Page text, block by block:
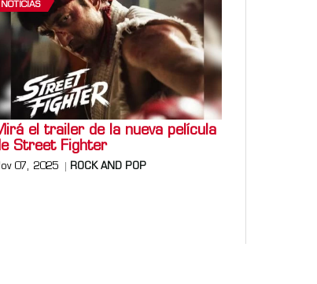
NOTICIAS
el trailer de la nueva película
Street Fighter
07, 2025 ROCK AND POP